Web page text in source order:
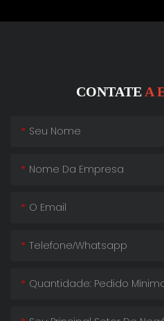
CONTATEA
Seu Nome
Nome Da Empresa
O Email
Telefone/whatsapp